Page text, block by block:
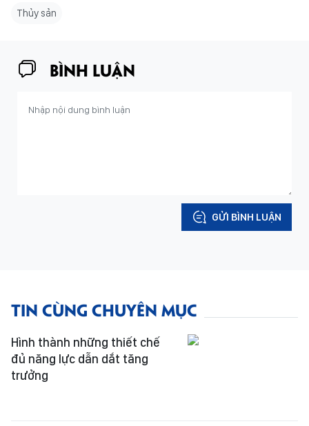
Thủy sản
BÌNH LUẬN
GỬI BÌNH LUẬN
TIN CÙNG CHUYÊN MỤC
Hình thành những thiết chế
đủ năng lực dẫn dắt tăng
trưởng